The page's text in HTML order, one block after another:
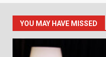
YOU MAY HAVE MISSED